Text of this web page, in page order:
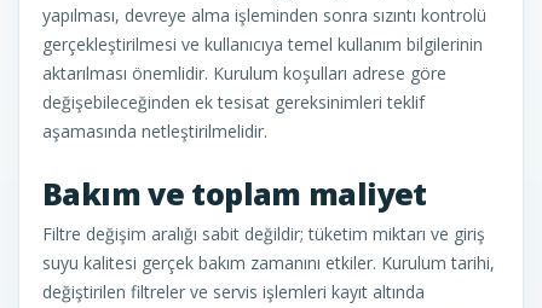
yapılması, devreye alma işleminden sonra sızıntı kontrolü
gerçekleştirilmesi ve kullanıcıya temel kullanım bilgilerinin
aktarılması önemlidir. Kurulum koşulları adrese göre
değişebileceğinden ek tesisat gereksinimleri teklif
aşamasında netleştirilmelidir.
Bakım ve toplam maliyet
Filtre değişim aralığı sabit değildir; tüketim miktarı ve giriş
suyu kalitesi gerçek bakım zamanını etkiler. Kurulum tarihi,
değiştirilen filtreler ve servis işlemleri kayıt altında